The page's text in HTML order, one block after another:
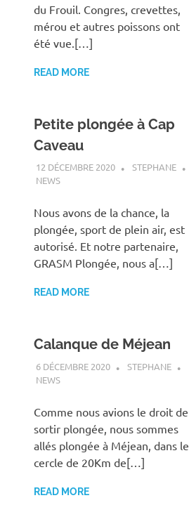
du Frouil. Congres, crevettes,
mérou et autres poissons ont
été vue.[…]
READ MORE
Petite plongée à Cap
Caveau
12 DÉCEMBRE 2020
STEPHANE
NEWS
Nous avons de la chance, la
plongée, sport de plein air, est
autorisé. Et notre partenaire,
GRASM Plongée, nous a[…]
READ MORE
Calanque de Méjean
6 DÉCEMBRE 2020
STEPHANE
NEWS
Comme nous avions le droit de
sortir plongée, nous sommes
allés plongée à Méjean, dans le
cercle de 20Km de[…]
READ MORE